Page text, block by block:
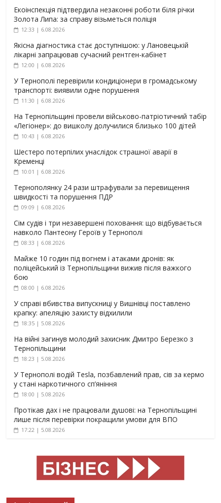
Екоінспекція підтвердила незаконні роботи біля річки
Золота Липа: за справу візьметься поліція
12:33 | 6.08.2026
Якісна діагностика стає доступнішою: у Лановецькій
лікарні запрацював сучасний рентген-кабінет
12:00 | 6.08.2026
У Тернополі перевірили кондиціонери в громадському
транспорті: виявили одне порушення
11:30 | 6.08.2026
На Тернопільщині провели військово-патріотичний табір
«Легіонер»: до вишколу долучилися близько 100 дітей
10:43 | 6.08.2026
Шестеро потерпілих унаслідок страшної аварії в
Кременці
10:01 | 6.08.2026
Тернополянку 24 рази штрафували за перевищення
швидкості та порушення ПДР
09:09 | 6.08.2026
Сім судів і три незавершені поховання: що відбувається
навколо Пантеону Героїв у Тернополі
08:33 | 6.08.2026
Майже 10 годин під вогнем і атаками дронів: як
поліцейський із Тернопільщини вижив після важкого
бою
08:00 | 6.08.2026
У справі вбивства випускниці у Вишнівці поставлено
крапку: апеляцію захисту відхилили
18:35 | 5.08.2026
На війні загинув молодий захисник Дмитро Березко з
Тернопільщини
18:23 | 5.08.2026
У Тернополі водій Tesla, позбавлений прав, сів за кермо
у стані наркотичного сп’яніння
18:00 | 5.08.2026
Протікав дах і не працювали душові: на Тернопільщині
лише після перевірки покращили умови для ВПО
17:22 | 5.08.2026